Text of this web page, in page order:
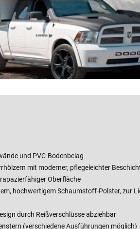
und PVC-Bodenbelag
mit moderner, pflegeleichter
Oberfläche
hochwertigem Schaumstoff-Polster, zur
durch Reißverschlüsse abziehbar
(verschiedene Ausführungen möglich)